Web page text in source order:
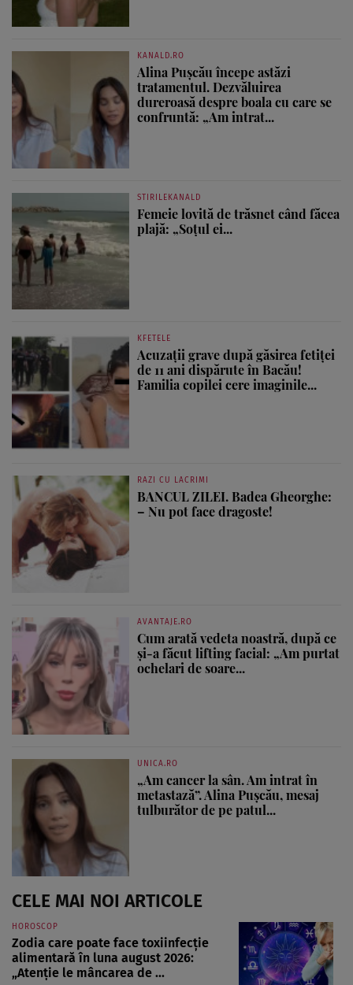
KANALD.RO
Alina Pușcău începe astăzi
tratamentul. Dezvăluirea
dureroasă despre boala cu care se
confruntă: „Am intrat...
STIRILEKANALD
Femeie lovită de trăsnet când făcea
plajă: „Soțul ei...
KFETELE
Acuzații grave după găsirea fetiței
de 11 ani dispărute în Bacău!
Familia copilei cere imaginile...
RAZI CU LACRIMI
BANCUL ZILEI. Badea Gheorghe:
– Nu pot face dragoste!
AVANTAJE.RO
Cum arată vedeta noastră, după ce
și-a făcut lifting facial: „Am purtat
ochelari de soare...
UNICA.RO
„Am cancer la sân. Am intrat în
metastază”. Alina Pușcău, mesaj
tulburător de pe patul...
CELE MAI NOI ARTICOLE
HOROSCOP
Zodia care poate face toxiinfecție
alimentară în luna august 2026:
„Atenție le mâncarea de ...